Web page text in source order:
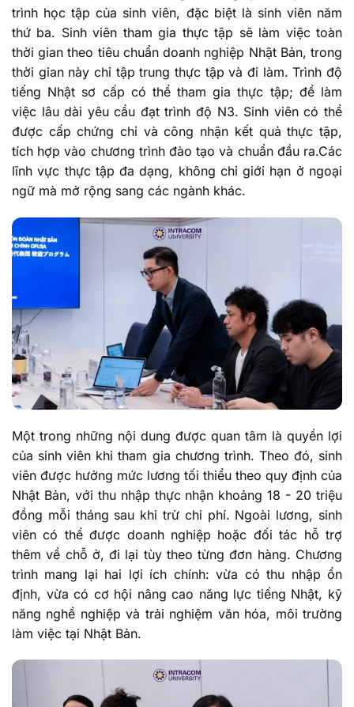
trình học tập của sinh viên, đặc biệt là sinh viên năm
thứ ba. Sinh viên tham gia thực tập sẽ làm việc toàn
thời gian theo tiêu chuẩn doanh nghiệp Nhật Bản, trong
thời gian này chỉ tập trung thực tập và đi làm. Trình độ
tiếng Nhật sơ cấp có thể tham gia thực tập; để làm
việc lâu dài yêu cầu đạt trình độ N3. Sinh viên có thể
được cấp chứng chỉ và công nhận kết quả thực tập,
tích hợp vào chương trình đào tạo và chuẩn đầu ra.Các
lĩnh vực thực tập đa dạng, không chỉ giới hạn ở ngoại
ngữ mà mở rộng sang các ngành khác.
Một trong những nội dung được quan tâm là quyền lợi
của sinh viên khi tham gia chương trình. Theo đó, sinh
viên được hưởng mức lương tối thiểu theo quy định của
Nhật Bản, với thu nhập thực nhận khoảng 18 - 20 triệu
đồng mỗi tháng sau khi trừ chi phí. Ngoài lương, sinh
viên có thể được doanh nghiệp hoặc đối tác hỗ trợ
thêm về chỗ ở, đi lại tùy theo từng đơn hàng. Chương
trình mang lại hai lợi ích chính: vừa có thu nhập ổn
định, vừa có cơ hội nâng cao năng lực tiếng Nhật, kỹ
năng nghề nghiệp và trải nghiệm văn hóa, môi trường
làm việc tại Nhật Bản.